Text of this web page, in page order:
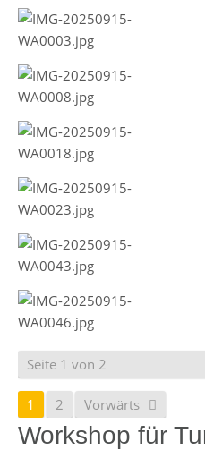
Seite 1 von 2
1 2 Vorwärts
Workshop für